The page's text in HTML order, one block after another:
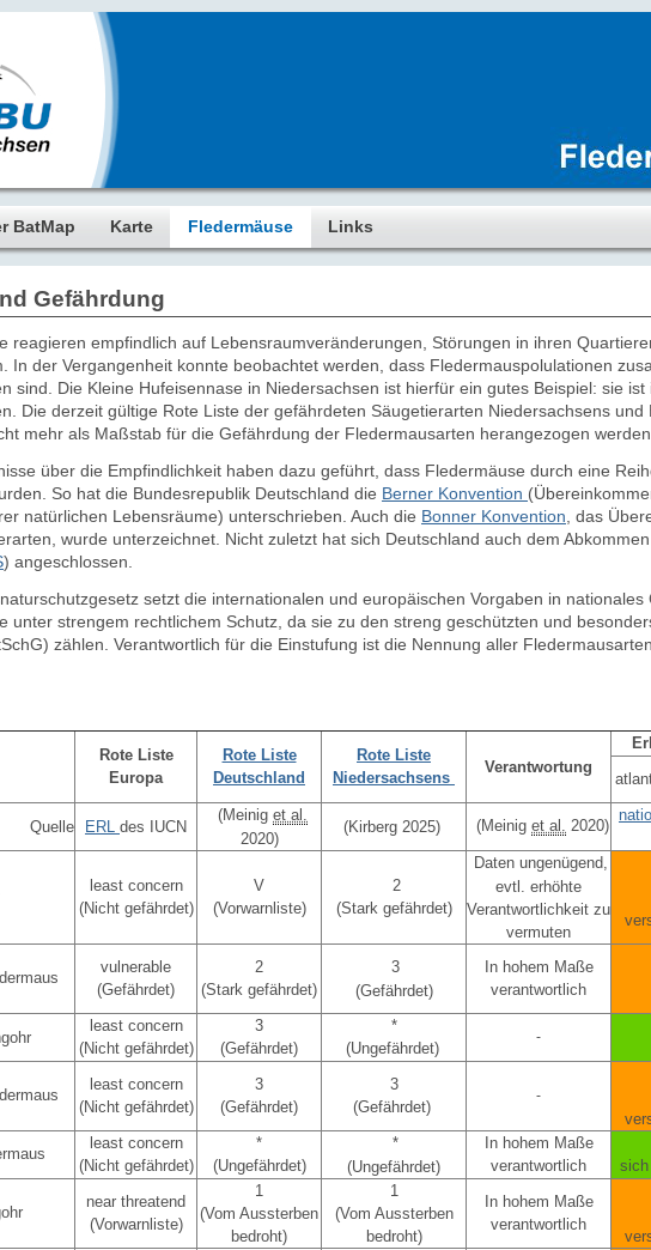
BatMap Karte Fledermäuse Links
Gefährdung
reagieren empfindlich auf Lebensraumveränderungen, Störungen in ihren
In der Vergangenheit konnte beobachtet werden, dass Fledermauspolulationen
sind. Die Kleine Hufeisennase in Niedersachsen ist hierfür ein gutes Beispiel: sie
Die derzeit gültige Rote Liste der gefährdeten Säugetierarten Niedersachsens
mehr als Maßstab für die Gefährdung der Fledermausarten herangezogen werden.
über die Empfindlichkeit haben dazu geführt, dass Fledermäuse durch eine
So hat die Bundesrepublik Deutschland die Berner Konvention
natürlichen Lebensräume) unterschrieben. Auch die Bonner Konvention , das
wurde unterzeichnet. Nicht zuletzt hat sich Deutschland auch dem
) angeschlossen.
setzt die internationalen und europäischen Vorgaben in
unter strengem rechtlichem Schutz , da sie zu den streng geschützten und
zählen. Verantwortlich für die Einstufung ist die Nennung aller
Rote Liste
Europa
Rote Liste
Deutschland
Rote Liste
Niedersachsens
Verantwortung
Quelle
ERL des IUCN
(Meinig et al.
2020)
(Kirberg 2025) (Meinig et al. 2020)
least concern
(Nicht gefährdet)
V
(Vorwarnliste)
2
(Stark gefährdet)
Daten ungenügend,
evtl. erhöhte
Verantwortlichkeit zu
vermuten
vulnerable
(Gefährdet)
2
(Stark gefährdet)
3
(Gefährdet)
In hohem Maße
verantwortlich
least concern
(Nicht gefährdet)
3
(Gefährdet)
*
(Ungefährdet)
-
least concern
(Nicht gefährdet)
3
(Gefährdet)
3
(Gefährdet)
-
least concern
(Nicht gefährdet)
*
(Ungefährdet)
*
(Ungefährdet)
In hohem Maße
verantwortlich
sich
near threatend
(Vorwarnliste)
1
(Vom Aussterben
bedroht)
1
(Vom Aussterben
bedroht)
In hohem Maße
verantwortlich